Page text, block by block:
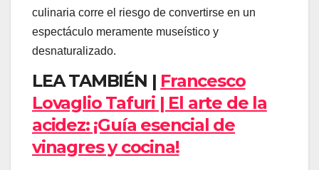
culinaria corre el riesgo de convertirse en un
espectáculo meramente museístico y
desnaturalizado.
LEA TAMBIÉN | Francesco
Lovaglio Tafuri | El arte de la
acidez: ¡Guía esencial de
vinagres y cocina!